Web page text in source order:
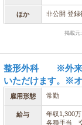
ほか 非公開 登録
掲載元
整形外科 ※外来
いただけます。※
雇用形態 常勤
給与
年収1,300
各種手当